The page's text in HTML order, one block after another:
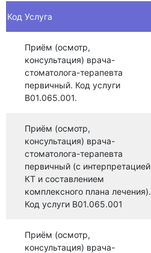
Код Услуга
Приём (осмотр,
консультация) врача-
стоматолога-терапевта
первичный. Код услуги
B01.065.001.
Приём (осмотр,
консультация) врача-
стоматолога-терапевта
первичный (с интерпретацией
КТ и составлением
комплексного плана лечения).
Код услуги B01.065.001
Приём (осмотр,
консультация) врача-